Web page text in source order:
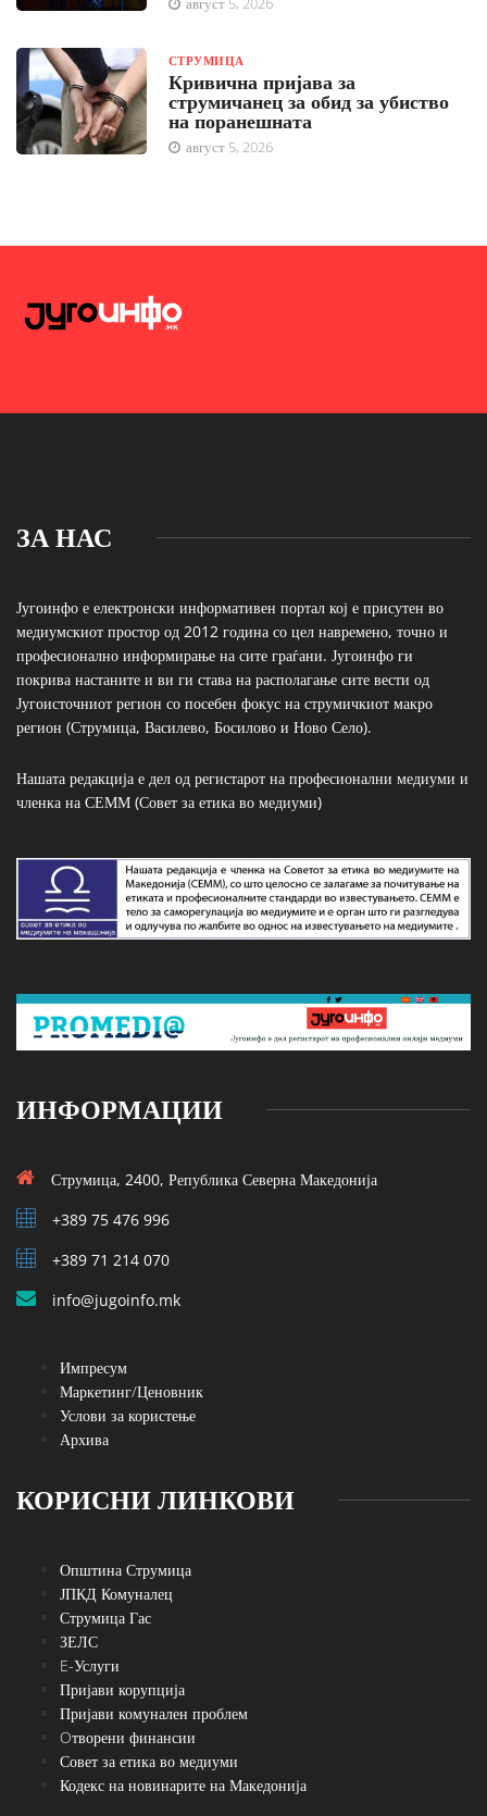
СТРУМИЦА
Кривична пријава за
струмичанец за обид за убиство
на поранешната
август 5, 2026
ЗА НАС
Југоинфо е електронски информативен портал кој е присутен во
медиумскиот простор од 2012 година со цел навремено, точно и
професионално информирање на сите граѓани. Југоинфо ги
покрива настаните и ви ги става на располагање сите вести од
Југоисточниот регион со посебен фокус на струмичкиот макро
регион (Струмица, Василево, Босилово и Ново Село).
Нашата редакција е дел од регистарот на професионални медиуми и
членка на СЕММ (Совет за етика во медиуми)
ИНФОРМАЦИИ
Струмица, 2400, Република Северна Македонија
+389 75 476 996
+389 71 214 070
info@jugoinfo.mk
Импресум
Маркетинг/Ценовник
Услови за користење
Архива
КОРИСНИ ЛИНКОВИ
Општина Струмица
ЈПКД Комуналец
Струмица Гас
ЗЕЛС
E-Услуги
Пријави корупција
Пријави комунален проблем
Oтворени финансии
Совет за етика во медиуми
Кодекс на новинарите на Македонија